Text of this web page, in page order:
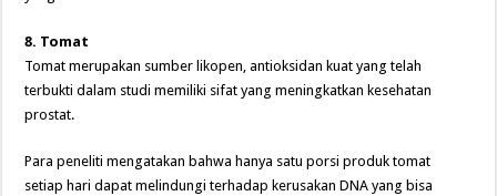
8. Tomat
Tomat merupakan sumber likopen, antioksidan kuat yang telah
terbukti dalam studi memiliki sifat yang meningkatkan kesehatan
prostat.
Para peneliti mengatakan bahwa hanya satu porsi produk tomat
setiap hari dapat melindungi terhadap kerusakan DNA yang bisa